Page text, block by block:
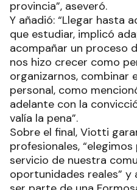
provincia”, aseveró.
Y añadió: “Llegar hasta
que estudiar, implicó
acompañar un proceso
nos hizo crecer como
organizarnos, combinar
personal, como
adelante con la
valía la pena”.
Sobre el final, Viotti
profesionales,
servicio de nuestra
oportunidades reales” y